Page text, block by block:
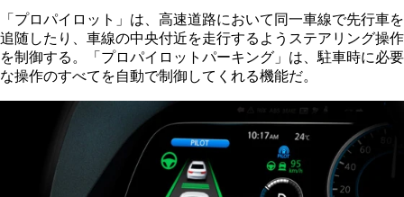
「プロパイロット」は、高速道路において同一車線で先行車を
追随したり、車線の中央付近を走行するようステアリング操作
を制御する。「プロパイロットパーキング」は、駐車時に必要
な操作のすべてを自動で制御してくれる機能だ。